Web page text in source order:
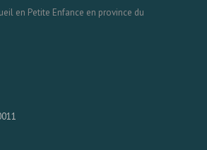
en Petite Enfance en province du